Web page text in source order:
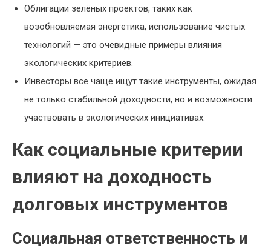
Облигации зелёных проектов, таких как
возобновляемая энергетика, использование чистых
технологий — это очевидные примеры влияния
экологических критериев.
Инвесторы всё чаще ищут такие инструменты, ожидая
не только стабильной доходности, но и возможности
участвовать в экологических инициативах.
Как социальные критерии
влияют на доходность
долговых инструментов
Социальная ответственность и